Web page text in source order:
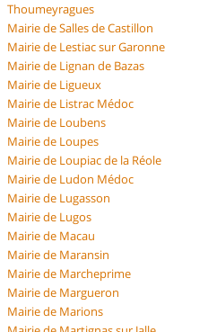
Thoumeyragues
Mairie de Salles de Castillon
Mairie de Lestiac sur Garonne
Mairie de Lignan de Bazas
Mairie de Ligueux
Mairie de Listrac Médoc
Mairie de Loubens
Mairie de Loupes
Mairie de Loupiac de la Réole
Mairie de Ludon Médoc
Mairie de Lugasson
Mairie de Lugos
Mairie de Macau
Mairie de Maransin
Mairie de Marcheprime
Mairie de Margueron
Mairie de Marions